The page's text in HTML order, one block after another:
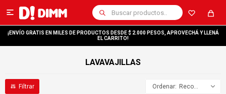

¡ENVÍO GRATIS EN MILES DE PRODUCTOS DESDE $ 2.000 PESOS, APROVECHÁ Y LLENÁ
EL CARRITO!
LAVAVAJILLAS
Recomendados